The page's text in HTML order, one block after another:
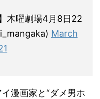
木曜劇場4月8日22
March
漫画家と“ダメ男ホ